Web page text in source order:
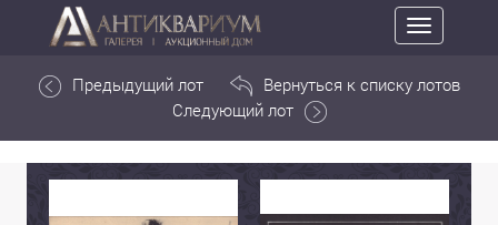
Toggle
navigation
Предыдущий лот
Вернуться к списку лотов
Следующий лот